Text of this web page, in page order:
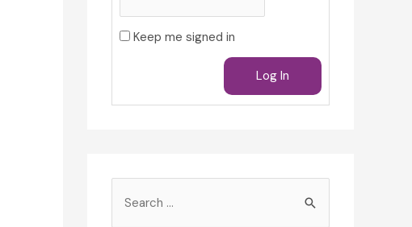
Keep me signed in
Log In